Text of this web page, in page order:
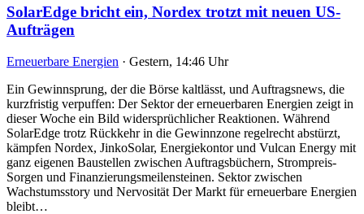
SolarEdge bricht ein, Nordex trotzt mit neuen US-
Aufträgen
Erneuerbare Energien · Gestern, 14:46 Uhr
Ein Gewinnsprung, der die Börse kaltlässt, und Auftragsnews, die
kurzfristig verpuffen: Der Sektor der erneuerbaren Energien zeigt in
dieser Woche ein Bild widersprüchlicher Reaktionen. Während
SolarEdge trotz Rückkehr in die Gewinnzone regelrecht abstürzt,
kämpfen Nordex, JinkoSolar, Energiekontor und Vulcan Energy mit
ganz eigenen Baustellen zwischen Auftragsbüchern, Strompreis-
Sorgen und Finanzierungsmeilensteinen. Sektor zwischen
Wachstumsstory und Nervosität Der Markt für erneuerbare Energien
bleibt…